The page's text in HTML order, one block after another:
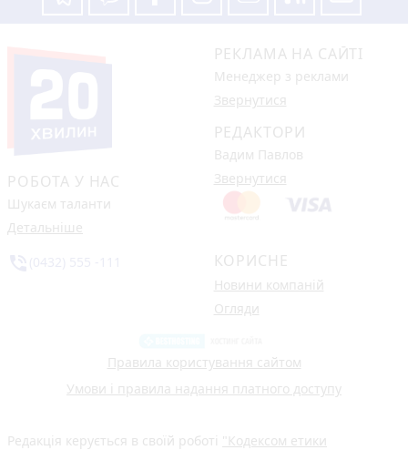
РОБОТА У НАС
Шукаєм таланти
Детальніше
РЕКЛАМА НА САЙТІ
Менеджер з реклами
Звернутися
РЕДАКТОРИ
Вадим Павлов
Звернутися
КОРИСНЕ
Новини компаній
Огляди
Правила користування сайтом
Умови і правила надання платного доступу
Редакція керується в своїй роботі "Кодексом етики